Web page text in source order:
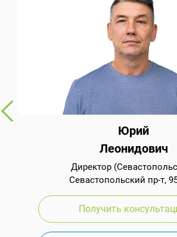
Юрий
Леонидович
Директор
Севастопольский пр-т,
Получить